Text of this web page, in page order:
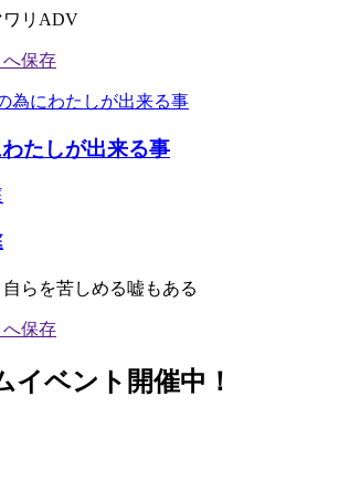
ワリADV
たしが出来る事
らを苦しめる嘘もある
イベント開催中！